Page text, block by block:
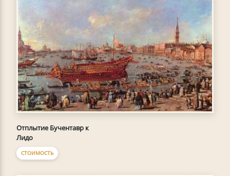
Отплытие Бучентавр к
Лидо
СТОИМОСТЬ